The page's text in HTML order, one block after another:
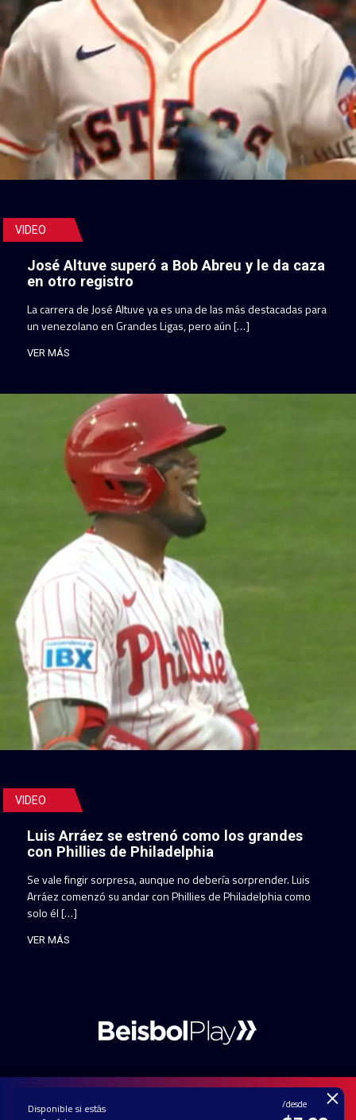
VIDEO
José Altuve superó a Bob Abreu y le da caza
en otro registro
La carrera de José Altuve ya es una de las más destacadas para
un venezolano en Grandes Ligas, pero aún […]
VER MÁS
VIDEO
Luis Arráez se estrenó como los grandes
con Phillies de Philadelphia
Se vale fingir sorpresa, aunque no debería sorprender. Luis
Arráez comenzó su andar con Phillies de Philadelphia como
solo él […]
VER MÁS
Disponible si estás
/desde ×